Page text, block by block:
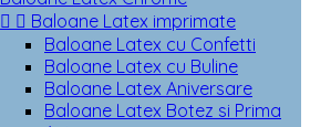
  Baloane Latex imprimate
Baloane Latex cu Confetti
Baloane Latex cu Buline
Baloane Latex Aniversare
Baloane Latex Botez si Prima